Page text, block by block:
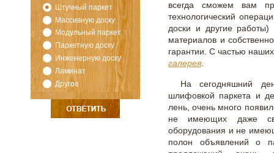
Штучный паркет
Массивную доску
Модульный паркет
Паркетную доску
Инженерную доску
Ламинат
Другое
всегда сможем вам
технологический
доски и другие
материалов и
гарантии. С частью
галерея.
На сегодняшний
шлифовкой паркета и
лень, очень много
не имеющих даже
оборудования и не
полон объявлений о